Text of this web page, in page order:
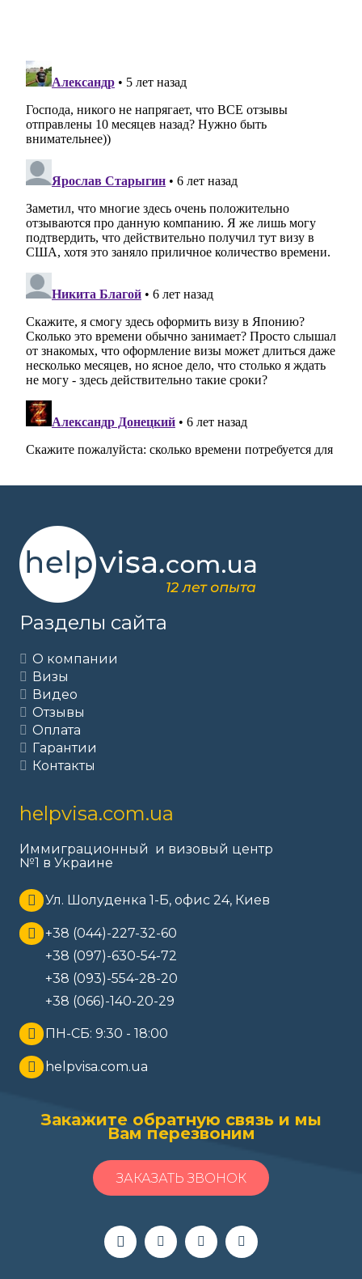
Разделы сайта
О компании
Визы
Видео
Отзывы
Оплата
Гарантии
Контакты
helpvisa.com.ua
Иммиграционный и визовый центр
№1 в Украине
Ул. Шолуденка 1-Б, офис 24, Киев
+38 (044)-227-32-60
+38 (097)-630-54-72
+38 (093)-554-28-20
+38 (066)-140-20-29
ПН-СБ: 9:30 - 18:00
helpvisa.com.ua
Закажите обратную связь и мы
Вам перезвоним
ЗАКАЗАТЬ ЗВОНОК